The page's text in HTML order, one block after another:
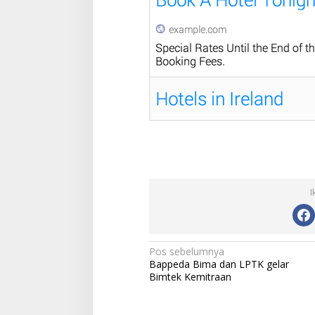
N
a
Pos sebelumnya
Bappeda Bima dan LPTK gelar
Bimtek Kemitraan